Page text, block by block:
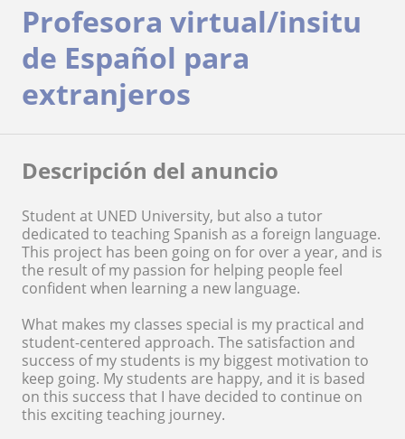
Profesora virtual/insitu
de Español para
extranjeros
Descripción del anuncio
Student at UNED University, but also a tutor
dedicated to teaching Spanish as a foreign language.
This project has been going on for over a year, and is
the result of my passion for helping people feel
confident when learning a new language.
What makes my classes special is my practical and
student-centered approach. The satisfaction and
success of my students is my biggest motivation to
keep going. My students are happy, and it is based
on this success that I have decided to continue on
this exciting teaching journey.